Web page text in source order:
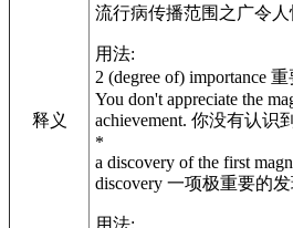
释义
流行病传播范围之广令
用法:
2 (degree of) importance
You don't appreciate the
achievement. 你没有认
*
a discovery of the first
discovery 一项极重要的
用法: